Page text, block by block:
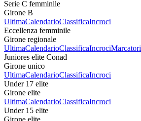
Serie C femminile
Girone B
UltimaCalendarioClassificaIncroci
Eccellenza femminile
Girone regionale
UltimaCalendarioClassificaIncrociMarcatori
Juniores elite Conad
Girone unico
UltimaCalendarioClassificaIncroci
Under 17 elite
Girone elite
UltimaCalendarioClassificaIncroci
Under 15 elite
Girone elite